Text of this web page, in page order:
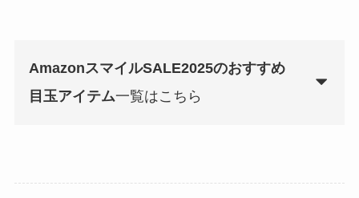
AmazonスマイルSALE2025のおすすめ
目玉アイテム一覧はこちら